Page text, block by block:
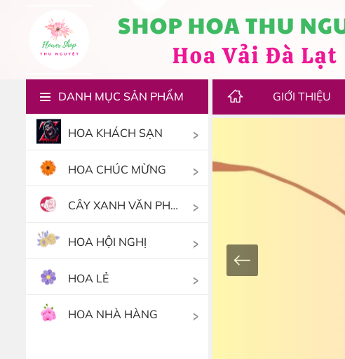
DANH MỤC SẢN PHẨM
HOA KHÁCH SẠN
HOA CHÚC MỪNG
CÂY XANH VĂN PHÒNG
HOA HỘI NGHỊ
HOA LẺ
HOA NHÀ HÀNG
GIỚI THIỆU